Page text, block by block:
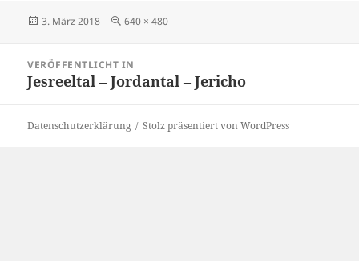
Veröffentlicht
3. März 2018 Originalgröße
640 × 480
VERÖFFENTLICHT IN
Jesreeltal – Jordantal – Jericho
Datenschutzerklärung Stolz präsentiert von WordPress